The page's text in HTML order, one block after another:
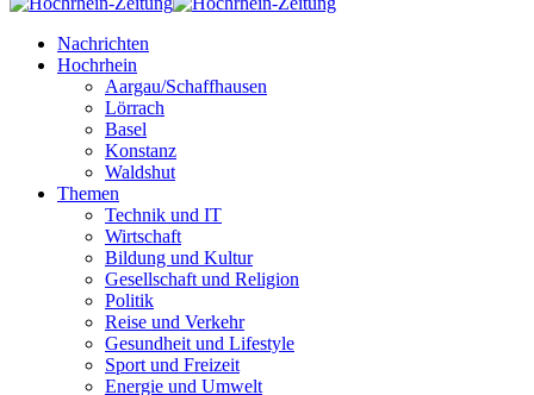
Nachrichten
Hochrhein
Aargau/Schaffhausen
Lörrach
Basel
Konstanz
Waldshut
Themen
Technik und IT
Wirtschaft
Bildung und Kultur
Gesellschaft und Religion
Politik
Reise und Verkehr
Gesundheit und Lifestyle
Sport und Freizeit
Energie und Umwelt